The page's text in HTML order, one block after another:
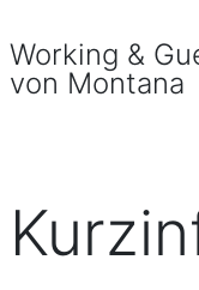
Working &
von Montana